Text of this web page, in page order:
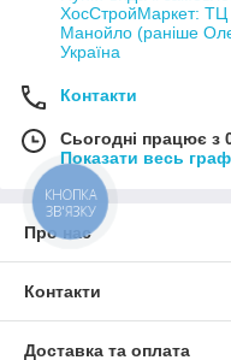
ХосСтройМаркет:
Манойло (раніше
Україна
Контакти
Сьогодні працює з
Показати весь
Про нас
Контакти
Доставка та оплата
КНОПКА
ЗВ'ЯЗКУ